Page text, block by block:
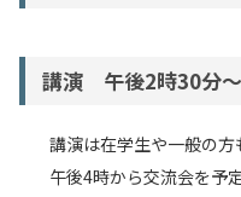
講演 午後2時30分
講演は在学生や一般の方
午後4時から交流会を予